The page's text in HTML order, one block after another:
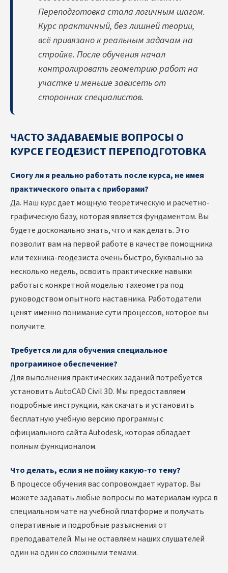
Переподготовка стала логичным шагом.
Курс практичный, без лишней теории,
всё привязано к реальным задачам на
стройке. После обучения начал
контролировать геометрию работ на
участке и меньше зависеть от
сторонних специалистов.
ЧАСТО ЗАДАВАЕМЫЕ ВОПРОСЫ О
КУРСЕ ГЕОДЕЗИСТ ПЕРЕПОДГОТОВКА
Смогу ли я реально работать после курса, не имея
практического опыта с приборами?
Да. Наш курс дает мощную теоретическую и расчетно-
графическую базу, которая является фундаментом. Вы
будете досконально знать, что и как делать. Это
позволит вам на первой работе в качестве помощника
или техника-геодезиста очень быстро, буквально за
несколько недель, освоить практические навыки
работы с конкретной моделью тахеометра под
руководством опытного наставника. Работодатели
ценят именно понимание сути процессов, которое вы
получите.
Требуется ли для обучения специальное
программное обеспечение?
Для выполнения практических заданий потребуется
установить AutoCAD Civil 3D. Мы предоставляем
подробные инструкции, как скачать и установить
бесплатную учебную версию программы с
официального сайта Autodesk, которая обладает
полным функционалом.
Что делать, если я не пойму какую-то тему?
В процессе обучения вас сопровождает куратор. Вы
можете задавать любые вопросы по материалам курса в
специальном чате на учебной платформе и получать
оперативные и подробные разъяснения от
преподавателей. Мы не оставляем наших слушателей
один на один со сложными темами.